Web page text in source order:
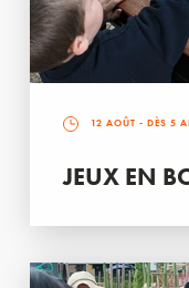
12 AOÛT - DÈS 5
JEUX EN